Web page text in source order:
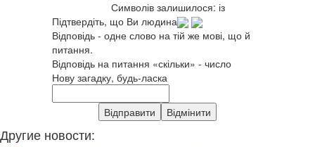
Символів залишилося: із
Підтвердіть, що Ви людина
Відповідь - одне слово на тій же мові, що й
питання.
Відповідь на питання «скільки» - число
Нову загадку, будь-ласка
Другие новости: